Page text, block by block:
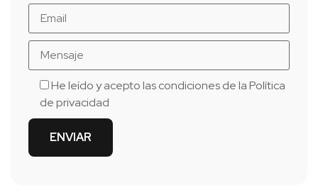
He leído y acepto las condiciones de laPolítica
de privacidad